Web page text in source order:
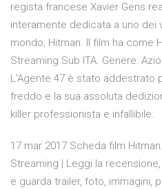
regista francese Xavier Gens
interamente dedicata a uno dei
mondo, Hitman. Il film ha come
Streaming Sub ITA. Genere:
L'Agente 47 è stato addestrato
freddo e la sua assoluta
killer professionista e infallibile.
17 mar 2017 Scheda film
Streaming | Leggi la
e guarda trailer, foto, immagini,